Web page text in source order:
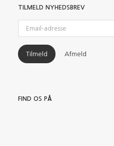
TILMELD NYHEDSBREV
adresse
Tilmeld Afmeld
FIND OS PÅ